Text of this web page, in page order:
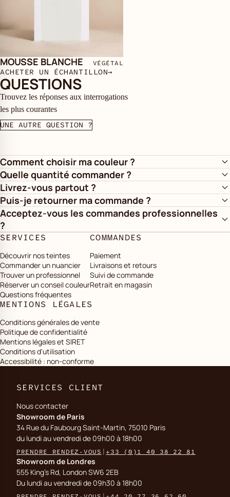
MOUSSE BLANCHE VÉGÉTAL
ACHETER UN ÉCHANTILLON→
QUESTIONS
Trouvez les réponses aux interrogations
les plus courantes
UNE AUTRE QUESTION ?
Comment choisir ma couleur ?
Quelle quantité commander ?
Livrez-vous partout ?
Puis-je retourner ma commande ?
Acceptez-vous les commandes professionnelles
?
SERVICES
Découvrir nos teintes
Commander un nuancier
Trouver un professionnel
Réserver un conseil couleur
Questions fréquentes
COMMANDES
Paiement
Livraisons et retours
Suivi de commande
Retrait en magasin
MENTIONS LÉGALES
Conditions générales de vente
Politique de confidentialité
Mentions légales et SIRET
Conditions d'utilisation
Accessibilité : non-conforme
SERVICES CLIENT
Nous contacter
Showroom de Paris
34 Rue du Faubourg Saint-Martin, 75010 Paris
du lundi au vendredi de 09h00 à 18h00
PRENDRE RENDEZ-VOUS +33 (0)1 40 38 22 81
Showroom de Londres
555 King's Rd, London SW6 2EB
Du lundi au vendredi de 09h30 à 18h00